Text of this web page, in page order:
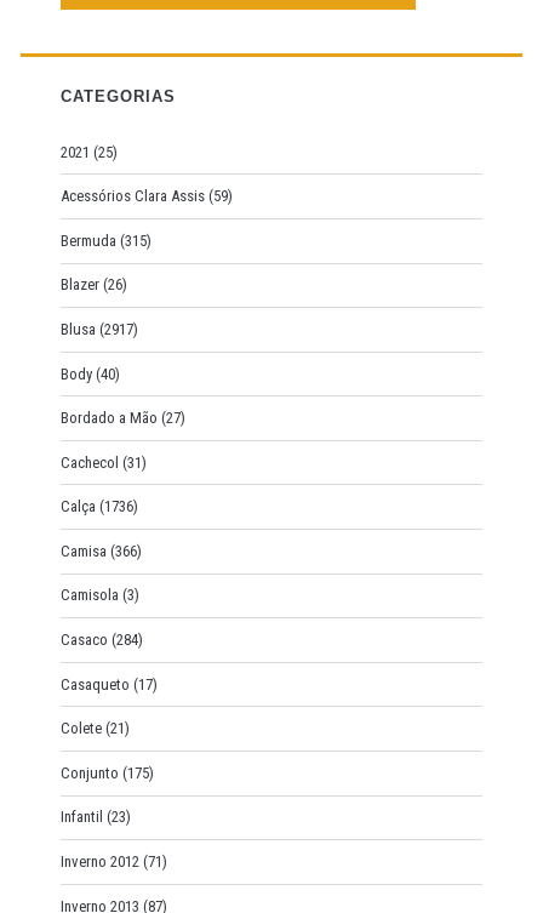
h
f
r
:
CATEGORIAS
2021 (25)
Acessórios Clara Assis (59)
Bermuda (315)
Blazer (26)
Blusa (2917)
Body (40)
Bordado a Mão (27)
Cachecol (31)
Calça (1736)
Camisa (366)
Camisola (3)
Casaco (284)
Casaqueto (17)
Colete (21)
Conjunto (175)
Infantil (23)
Inverno 2012 (71)
Inverno 2013 (87)